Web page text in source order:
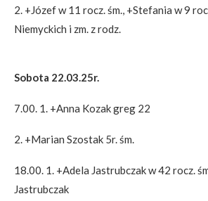
2. +Józef w 11 rocz. śm., +Stefania w 9
Niemyckich i zm. z rodz.
Sobota 22.03.25r.
7.00. 1. +Anna Kozak greg 22
2. +Marian Szostak 5r. śm.
18.00. 1. +Adela Jastrubczak w 42 rocz.
Jastrubczak